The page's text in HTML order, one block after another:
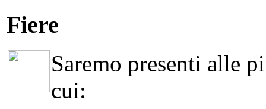
Fiere
Saremo presenti alle
cui: